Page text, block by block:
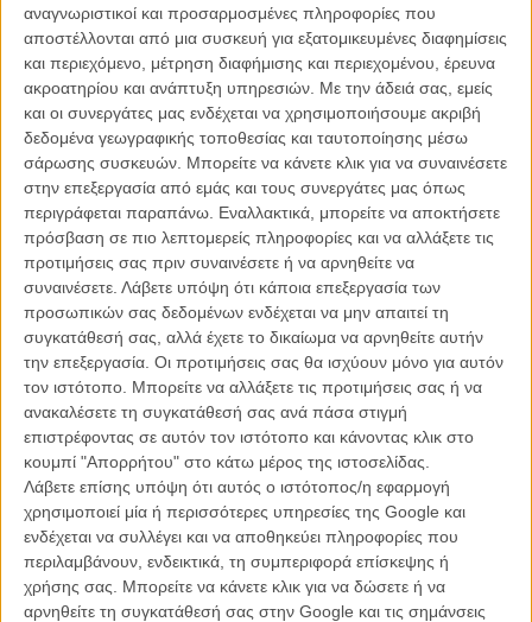
αναγνωριστικοί και προσαρμοσμένες πληροφορίες που
αποστέλλονται από μια συσκευή για εξατομικευμένες διαφημίσεις
και περιεχόμενο, μέτρηση διαφήμισης και περιεχομένου, έρευνα
ακροατηρίου και ανάπτυξη υπηρεσιών. Με την άδειά σας, εμείς
και οι συνεργάτες μας ενδέχεται να χρησιμοποιήσουμε ακριβή
δεδομένα γεωγραφικής τοποθεσίας και ταυτοποίησης μέσω
σάρωσης συσκευών. Μπορείτε να κάνετε κλικ για να συναινέσετε
στην επεξεργασία από εμάς και τους συνεργάτες μας όπως
περιγράφεται παραπάνω. Εναλλακτικά, μπορείτε να αποκτήσετε
πρόσβαση σε πιο λεπτομερείς πληροφορίες και να αλλάξετε τις
προτιμήσεις σας πριν συναινέσετε ή να αρνηθείτε να
συναινέσετε. Λάβετε υπόψη ότι κάποια επεξεργασία των
προσωπικών σας δεδομένων ενδέχεται να μην απαιτεί τη
συγκατάθεσή σας, αλλά έχετε το δικαίωμα να αρνηθείτε αυτήν
την επεξεργασία. Οι προτιμήσεις σας θα ισχύουν μόνο για αυτόν
τον ιστότοπο. Μπορείτε να αλλάξετε τις προτιμήσεις σας ή να
ανακαλέσετε τη συγκατάθεσή σας ανά πάσα στιγμή
επιστρέφοντας σε αυτόν τον ιστότοπο και κάνοντας κλικ στο
κουμπί "Απορρήτου" στο κάτω μέρος της ιστοσελίδας.
Λάβετε επίσης υπόψη ότι αυτός ο ιστότοπος/η εφαρμογή
χρησιμοποιεί μία ή περισσότερες υπηρεσίες της Google και
ενδέχεται να συλλέγει και να αποθηκεύει πληροφορίες που
περιλαμβάνουν, ενδεικτικά, τη συμπεριφορά επίσκεψης ή
χρήσης σας. Μπορείτε να κάνετε κλικ για να δώσετε ή να
αρνηθείτε τη συγκατάθεσή σας στην Google και τις σημάνσεις
τους κι απελευθερώνονται στο Δάσος. Ενας απελπισμένος Αντρας
το σκάει από το Ξενοδοχείο στο Δάσος εκεί όπου ζουν οι Μοναχικοί
κι εκεί ερωτεύεται, ακόμη κι αν αυτό είναι ενάντια στους κανόνες
τους.
Διαβάστε ακόμη:To «The Lobster» του Γιώργου Λάνθιμου περνάει
από την βρετανική επιτροπή καταλληλότητας «uncut»!
Στο φιλμ πρωταγωνιστούν ο Κόλιν Φάρελ, η Ρέιτσελ Γουάις, η Λεά
Σεντού, ο Μπεν Γουίσο, η Ολίβια Κόλμαν καθώς και οι Αριάν
Λαμπέντ και Αγγελική Παπούλια. Η παραγωγή του φιλμ είναι των
Element Pictures, Limp films, Scarlet Films, συμπαραγωγοί είναι η
Faliro House, η Haut et Court και η Lemming Film, ενώ η
χρηματοδότηση προήλθε από το Irish Film Board, το BFI Film
Fund, το Eurimages, το Ελληνικό Κέντρο Κινηματογράφου το
γαλλικό CNC, το Dutch Film Fund και το Canal+. Η ταινία θα βγει
στις ελληνικές αίθουσες με τον τίτλο «Ο Αστακός» από την
Feelgood Entertainment. Το «The Lobster» είναι η τέταρτη ταινία
του Γιώργου Λάνθιμου μετά την «Κινέτα», τον «Κυνόδοντα» (που
συμμετείχε στο «Ενα Κάποιο Βλέμμα» του Φεστιβάλ Καννών το
2009) και τις «Αλπεις», ενώ το φιλμ σηματοδοτεί την τρίτη
συνεργασία του στο σενάριο με τον Ευθύμη Φιλίππου, μαζί με τον
οποίο είχαν κερδίσει το βραβείο Σεναρίου για τις «Αλπεις» στο
Διεθνές Φεστιβάλ Κινηματογράφου της Βενετίας.